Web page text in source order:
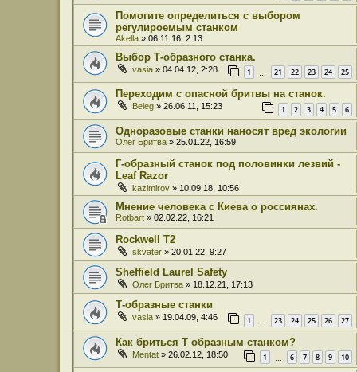
Помогите определиться с выбором
регулироемым станком
Akella » 06.11.16, 2:13
Выбор Т-образного станка.
vasia » 04.04.12, 2:28 1 21 22 23 24 25
Переходим с опасной бритвы на станок.
Beleg » 26.06.11, 15:23 1 2 3 4 5 6
Одноразовые станки наносят вред экологии
Олег Бритва » 25.01.22, 16:59
Г-образный станок под половинки лезвий -
Leaf Razor
kazimirov » 10.09.18, 10:56
Мнение человека с Киева о россиянах.
Rotbart » 02.02.22, 16:21
Rockwell T2
skvater » 20.01.22, 9:27
Sheffield Laurel Safety
Олег Бритва » 18.12.21, 17:13
Т-образные станки
vasia » 19.04.09, 4:46 1 … 23 24 25 26 27
Как бриться Т образным станком?
Mentat » 26.02.12, 18:50 1 6 7 8 9 10